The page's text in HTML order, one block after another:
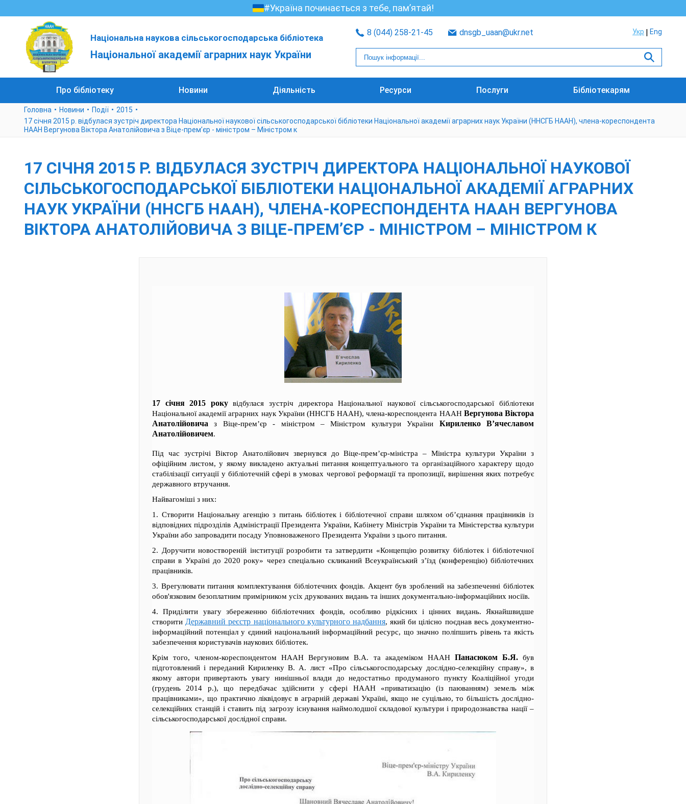
#Україна починається з тебе, пам’ятай!
Національна наукова сільськогосподарська бібліотека
Національної академії аграрних наук України
8 (044) 258-21-45 dnsgb_uaan@ukr.net Укр Eng
Про бібліотеку Новини Діяльність Ресурси Послуги Бібліотекарям
Головна Новини Події
2015
17 січня 2015 р. відбулася зустріч директора Національної наукової сільськогосподарської бібліотеки Національної академії аграрних наук України (ННСГБ НААН), члена-кореспондента
НААН Вергунова Віктора Анатолійовича з Віце-прем’єр - міністром – Міністром к
17 СІЧНЯ 2015 Р. ВІДБУЛАСЯ ЗУСТРІЧ ДИРЕКТОРА НАЦІОНАЛЬНОЇ НАУКОВОЇ
СІЛЬСЬКОГОСПОДАРСЬКОЇ БІБЛІОТЕКИ НАЦІОНАЛЬНОЇ АКАДЕМІЇ АГРАРНИХ
НАУК УКРАЇНИ (ННСГБ НААН), ЧЛЕНА-КОРЕСПОНДЕНТА НААН ВЕРГУНОВА
ВІКТОРА АНАТОЛІЙОВИЧА З ВІЦЕ-ПРЕМ’ЄР - МІНІСТРОМ – МІНІСТРОМ К
17 січня 2015 рокувідбулася зустріч директора Національної наукової сільськогосподарської бібліотеки
Національної академії аграрних наук України (ННСГБ НААН), члена-кореспондента НААН Вергунова Віктора
Анатолійовича з Віце-прем’єр - міністром – Міністром культури України Кириленко В’ячеславом
Анатолійовичем.
Під час зустрічі Віктор Анатолійович звернувся до Віце-прем’єр-міністра – Міністра культури України з
офіційним листом, у якому викладено актуальні питання концептуального та організаційного характеру щодо
стабілізації ситуації у бібліотечній сфері в умовах чергової реформації та пропозиції, вирішення яких потребує
державного втручання.
Найвагоміші з них:
1. Створити Національну агенцію з питань бібліотек і бібліотечної справи шляхом об’єднання працівників із
відповідних підрозділів Адміністрації Президента України, Кабінету Міністрів України та Міністерства культури
України або запровадити посаду Уповноваженого Президента України з цього питання.
2. Доручити новоствореній інституції розробити та затвердити «Концепцію розвитку бібліотек і бібліотечної
справи в Україні до 2020 року» через спеціально скликаний Всеукраїнський з’їзд (конференцію) бібліотечних
працівників.
3. Врегулювати питання комплектування бібліотечних фондів. Акцент був зроблений на забезпеченні бібліотек
обов'язковим безоплатним примірником усіх друкованих видань та інших документально-інформаційних носіїв.
4. Приділити увагу збереженню бібліотечних фондів, особливо рідкісних і цінних видань. Якнайшвидше
створити Державний реєстр національного культурного надбання, який би цілісно поєднав весь документно-
інформаційний потенціал у єдиний національний інформаційний ресурс, що значно поліпшить рівень та якість
забезпечення користувачів наукових бібліотек.
Крім того, членом-кореспондентом НААН Вергуновим В.А. та академіком НААН Панасюком Б.Я.був
підготовлений і переданий Кириленку В. А. лист «Про сільськогосподарську дослідно-селекційну справу», в
якому автори привертають увагу нинішньої влади до недостатньо продуманого пункту Коаліційної угоди
(грудень 2014 р.), що передбачає здійснити у сфері НААН «приватизацію (із паюванням) земель між
працівниками», що практично ліквідовує в аграрній державі Україні, якщо не суцільно, то більшість дослідно-
селекційних станцій і ставить під загрозу існування наймолодшої складової культури і природознавства нації –
сільськогосподарської дослідної справи.